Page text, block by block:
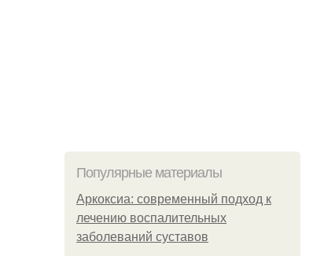
Популярные материалы
Аркоксиа: современный подход к
лечению воспалительных
заболеваний суставов